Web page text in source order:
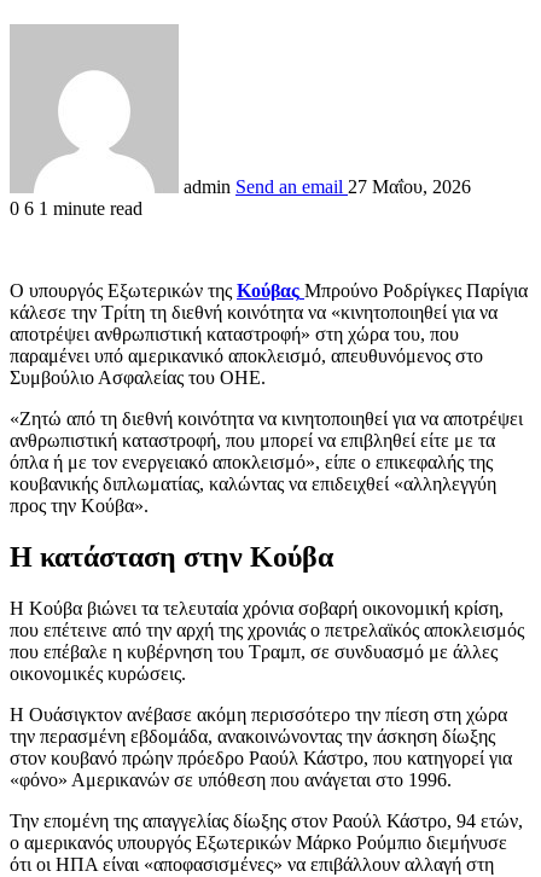
admin Send an email 27 Μαΐου, 2026
0 6 1 minute read
Ο υπουργός Εξωτερικών της Κούβας Μπρούνο Ροδρίγκες Παρίγια
κάλεσε την Τρίτη τη διεθνή κοινότητα να «κινητοποιηθεί για να
αποτρέψει ανθρωπιστική καταστροφή» στη χώρα του, που
παραμένει υπό αμερικανικό αποκλεισμό, απευθυνόμενος στο
Συμβούλιο Ασφαλείας του ΟΗΕ.
«Ζητώ από τη διεθνή κοινότητα να κινητοποιηθεί για να αποτρέψει
ανθρωπιστική καταστροφή, που μπορεί να επιβληθεί είτε με τα
όπλα ή με τον ενεργειακό αποκλεισμό», είπε ο επικεφαλής της
κουβανικής διπλωματίας, καλώντας να επιδειχθεί «αλληλεγγύη
προς την Κούβα».
Η κατάσταση στην Κούβα
Η Κούβα βιώνει τα τελευταία χρόνια σοβαρή οικονομική κρίση,
που επέτεινε από την αρχή της χρονιάς ο πετρελαϊκός αποκλεισμός
που επέβαλε η κυβέρνηση του Τραμπ, σε συνδυασμό με άλλες
οικονομικές κυρώσεις.
Η Ουάσιγκτον ανέβασε ακόμη περισσότερο την πίεση στη χώρα
την περασμένη εβδομάδα, ανακοινώνοντας την άσκηση δίωξης
στον κουβανό πρώην πρόεδρο Ραούλ Κάστρο, που κατηγορεί για
«φόνο» Αμερικανών σε υπόθεση που ανάγεται στο 1996.
Την επομένη της απαγγελίας δίωξης στον Ραούλ Κάστρο, 94 ετών,
ο αμερικανός υπουργός Εξωτερικών Μάρκο Ρούμπιο διεμήνυσε
ότι οι ΗΠΑ είναι «αποφασισμένες» να επιβάλλουν αλλαγή στη